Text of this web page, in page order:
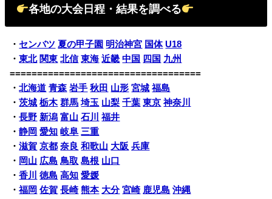
各地の大会日程・結果を調べる
・ センバツ 夏の甲子園 明治神宮 国体 U18
・東北 関東 北信 東海 近畿 中国 四国 九州
===================================
・北海道 青森 岩手 秋田 山形 宮城 福島
・茨城 栃木 群馬 埼玉 山梨 千葉 東京 神奈川
・長野 新潟 富山 石川
福井
・静岡 愛知 岐阜 三重
・滋賀 京都 奈良 和歌山 大阪 兵庫
・ 岡山 広島 鳥取 島根 山口
・香川 徳島 高知 愛媛
・福岡 佐賀 長崎 熊本 大分 宮崎 鹿児島 沖縄